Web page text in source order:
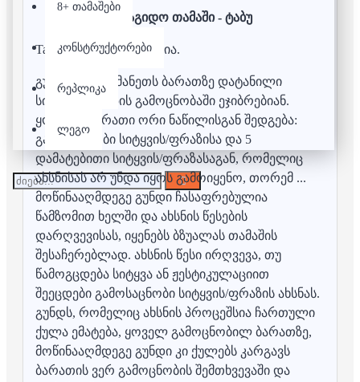
8+ თამაშები
კონსტრუქტორები
რეპლიკა
ლეგო
სამაგიდო თამაში - ტაბუ
Taboo გუნდური თამაშია.
გუნდები ერთმანეთს ბარათზე დატანილი
სიტყვის/ფრაზის გამოცნობაში ეჯიბრებიან.
ყოველი ბარათი ორი ნაწილისგან შედგება:
გამოსაცნობი სიტყვის/ფრაზისა და 5
დამატებითი სიტყვის/ფრაზასაგან, რომელიც
ახსნისას არ უნდა იყოს გამოიყენო, თორემ ...
მოწინააღმდეგე გუნდი ჩასაფრებულია
წამზომით ხელში და ახსნის წესების
დარღვევისას, იყენებს ბზუალას თამაშის
შესაჩერებლად. ახსნის წესი ირღვევა, თუ
წამოგცდება სიტყვა ან ჟესტიკულაციით
შეეცდები გამოსაცნობი სიტყვის/ფრაზის ახსნას.
გუნდს, რომელიც ახსნის პროცეშსია ჩართული
ქულა ემატება, ყოველ გამოცნობილ ბარათზე,
მოწინააღმდეგე გუნდი კი ქულებს კარგავს
ბარათის ვერ გამოცნობის შემთხვევაში და